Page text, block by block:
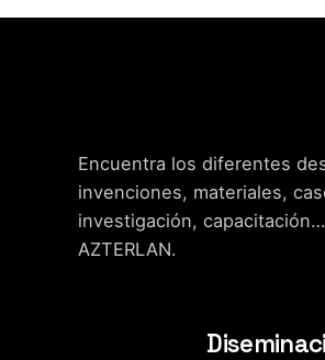
Encuentra los diferentes
invenciones, materiales,
investigación,
AZTERLAN.